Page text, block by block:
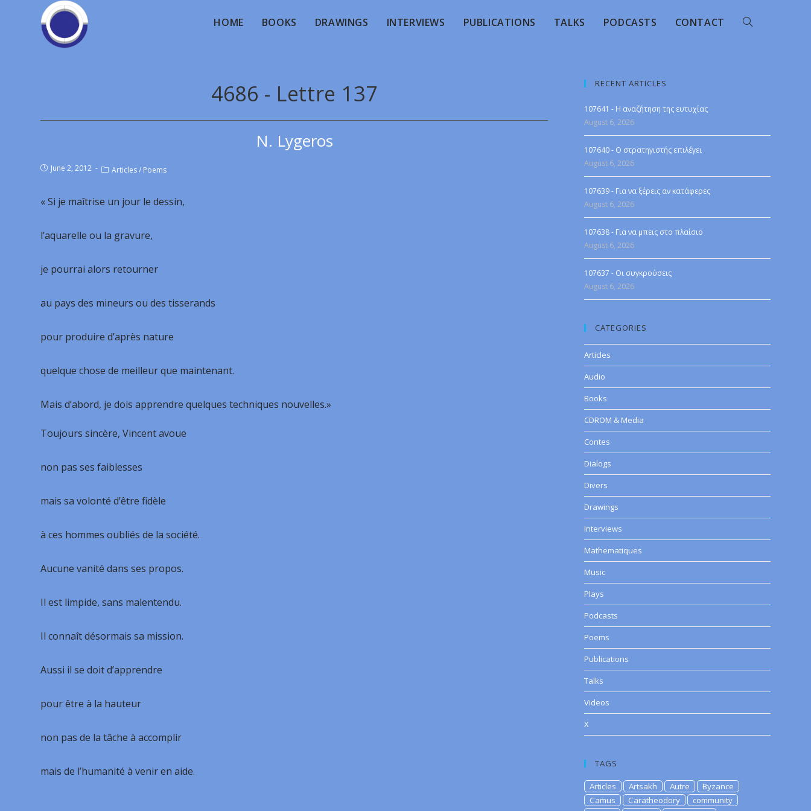
HOME BOOKS DRAWINGS INTERVIEWS PUBLICATIONS TALKS PODCASTS CONTACT
4686 - Lettre 137
N. Lygeros
June 2, 2012 Articles/ Poems
« Si je maîtrise un jour le dessin,
l’aquarelle ou la gravure,
je pourrai alors retourner
au pays des mineurs ou des tisserands
pour produire d’après nature
quelque chose de meilleur que maintenant.
Mais d’abord, je dois apprendre quelques techniques nouvelles.»
Toujours sincère, Vincent avoue
non pas ses faiblesses
mais sa volonté d’être fidèle
à ces hommes oubliés de la société.
Aucune vanité dans ses propos.
Il est limpide, sans malentendu.
Il connaît désormais sa mission.
Aussi il se doit d’apprendre
pour être à la hauteur
non pas de la tâche à accomplir
mais de l’humanité à venir en aide.
RECENT ARTICLES
107641 - Η αναζήτηση της ευτυχίας
August 6, 2026
107640 - Ο στρατηγιστής επιλέγει
August 6, 2026
107639 - Για να ξέρεις αν κατάφερες
August 6, 2026
107638 - Για να μπεις στο πλαίσιο
August 6, 2026
107637 - Οι συγκρούσεις
August 6, 2026
CATEGORIES
Articles
Audio
Books
CDROM & Media
Contes
Dialogs
Divers
Drawings
Interviews
Mathematiques
Music
Plays
Podcasts
Poems
Publications
Talks
Videos
X
TAGS
Articles Artsakh Autre
Byzance
Camus
Caratheodory
community